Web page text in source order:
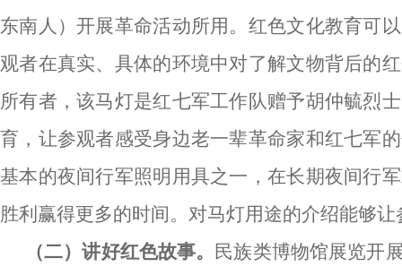
东南人）开展革命活动所用。红色文化教育可
观者在真实、具体的环境中对了解文物背后的
所有者，该马灯是红七军工作队赠予胡仲毓烈
育，让参观者感受身边老一辈革命家和红七军
基本的夜间行军照明用具之一，在长期夜间行
胜利赢得更多的时间。对马灯用途的介绍能够
（二）讲好红色故事。
民族类博物馆展览开